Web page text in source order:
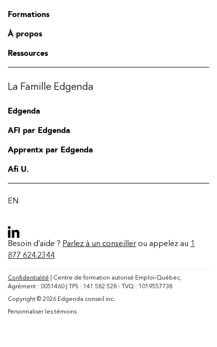
Contact
Formations
À propos
Ressources
La Famille Edgenda
Edgenda
AFI par Edgenda
Apprentx par Edgenda
Afi U.
EN
Besoin d’aide ? Parlez à un conseiller ou appelez au 1
877 624.2344
Confidentialité | Centre de formation autorisé Emploi-Québec,
Agrément : 0051460 | TPS : 141 582 528 - TVQ : 1019557738
Copyright © 2026 Edgenda conseil inc.
Personnaliser les témoins